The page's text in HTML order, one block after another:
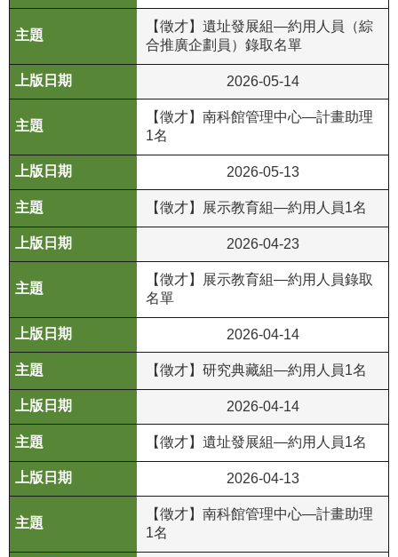
信
箱
網
覽
R
S
S
站
資
料
開
放
告
隱
私
權
護
政
【徵才】遺址發展組—約用人員（綜
合推廣企劃員）錄取名單
2026-05-14
【徵才】南科館管理中心—計畫助理
1名
2026-05-13
【徵才】展示教育組—約用人員1名
2026-04-23
【徵才】展示教育組—約用人員錄取
名單
2026-04-14
【徵才】研究典藏組—約用人員1名
2026-04-14
【徵才】遺址發展組—約用人員1名
2026-04-13
【徵才】南科館管理中心—計畫助理
1名